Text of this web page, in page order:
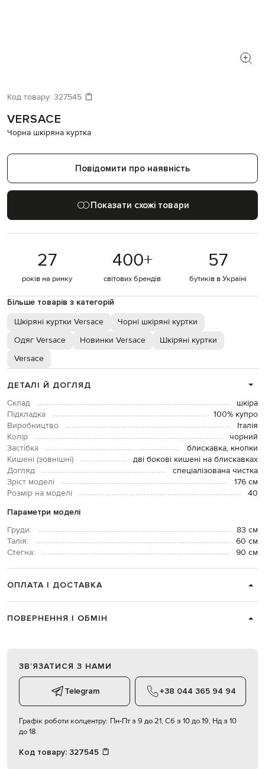
Код товару: 327545
VERSACE
Чорна шкіряна куртка
Повідомити про наявність
Показати схожі товари
27
років на ринку
400+
світових брендів
57
бутиків в Україні
Більше товарів з категорій
Шкіряні куртки Versace
Чорні шкіряні куртки
Одяг Versace
Новинки Versace
Шкіряні куртки
Versace
ДЕТАЛІ Й ДОГЛЯД
Склад
шкіра
Підкладка
100% купро
Виробництво
Італія
Колір
чорний
Застібка
блискавка, кнопки
Кишені (зовнішні)
дві бокові кишені на блискавках
Догляд
спеціалізована чистка
Зріст моделі
176 см
Розмір на моделі
40
Параметри моделі
Груди:
83 см
Талія:
60 см
Стегна:
90 см
ОПЛАТА І ДОСТАВКА
ПОВЕРНЕННЯ І ОБМІН
ЗВʼЯЗАТИСЯ З НАМИ
Telegram +38 044 365 94 94
Графік роботи колцентру: Пн-Пт з 9 до 21, Сб з 10 до 19, Нд з 10
до 18
Код товару: 327545